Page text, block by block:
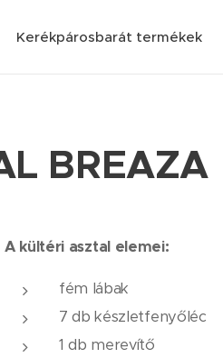
Kerékpárosbarát termékek
BREAZA
A kültéri asztal elemei:
fém lábak
7 db készletfenyőléc
1 db merevítő